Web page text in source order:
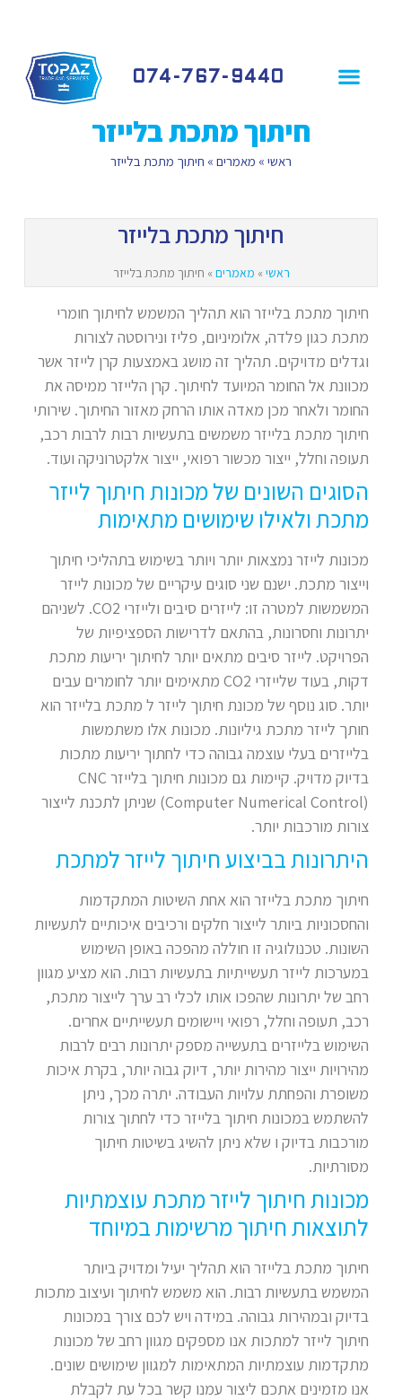
074-767-9440
חיתוך מתכת בלייזר
ראשי » מאמרים » חיתוך מתכת בלייזר
חיתוך מתכת בלייזר
ראשי » מאמרים » חיתוך מתכת בלייזר
חיתוך מתכת בלייזר הוא תהליך המשמש לחיתוך חומרי
מתכת כגון פלדה, אלומיניום, פליז ונירוסטה לצורות
וגדלים מדויקים. תהליך זה מושג באמצעות קרן לייזר אשר
מכוונת אל החומר המיועד לחיתוך. קרן הלייזר ממיסה את
החומר ולאחר מכן מאדה אותו הרחק מאזור החיתוך. שירותי
חיתוך מתכת בלייזר משמשים בתעשיות רבות לרבות רכב,
תעופה וחלל, ייצור מכשור רפואי, ייצור אלקטרוניקה ועוד.
הסוגים השונים של מכונות חיתוך לייזר
מתכת ולאילו שימושים מתאימות
מכונות לייזר נמצאות יותר ויותר בשימוש בתהליכי חיתוך
וייצור מתכת. ישנם שני סוגים עיקריים של מכונות לייזר
המשמשות למטרה זו: לייזרים סיבים ולייזרי CO2. לשניהם
יתרונות וחסרונות, בהתאם לדרישות הספציפיות של
הפרויקט. לייזר סיבים מתאים יותר לחיתוך יריעות מתכת
דקות, בעוד שלייזרי CO2 מתאימים יותר לחומרים עבים
יותר. סוג נוסף של מכונת חיתוך לייזר ל מתכת בלייזר הוא
חותך לייזר מתכת גיליונות. מכונות אלו משתמשות
בלייזרים בעלי עוצמה גבוהה כדי לחתוך יריעות מתכות
בדיוק מדויק. קיימות גם מכונות חיתוך בלייזר CNC
(Computer Numerical Control) שניתן לתכנת לייצור
צורות מורכבות יותר.
היתרונות בביצוע חיתוך לייזר למתכת
חיתוך מתכת בלייזר הוא אחת השיטות המתקדמות
והחסכוניות ביותר לייצור חלקים ורכיבים איכותיים לתעשיות
השונות. טכנולוגיה זו חוללה מהפכה באופן השימוש
במערכות לייזר תעשייתיות בתעשיות רבות. הוא מציע מגוון
רחב של יתרונות שהפכו אותו לכלי רב ערך לייצור מתכת,
רכב, תעופה וחלל, רפואי ויישומים תעשייתיים אחרים.
השימוש בלייזרים בתעשייה מספק יתרונות רבים לרבות
מהירויות ייצור מהירות יותר, דיוק גבוה יותר, בקרת איכות
משופרת והפחתת עלויות העבודה. יתרה מכך, ניתן
להשתמש במכונות חיתוך בלייזר כדי לחתוך צורות
מורכבות בדיוק ו שלא ניתן להשיג בשיטות חיתוך
מסורתיות.
מכונות חיתוך לייזר מתכת עוצמתיות
לתוצאות חיתוך מרשימות במיוחד
חיתוך מתכת בלייזר הוא תהליך יעיל ומדויק ביותר
המשמש בתעשיות רבות. הוא משמש לחיתוך ועיצוב מתכות
בדיוק ובמהירות גבוהה. במידה ויש לכם צורך במכונות
חיתוך לייזר למתכות אנו מספקים מגוון רחב של מכונות
מתקדמות עוצמתיות המתאימות למגוון שימושים שונים.
אנו מזמינים אתכם ליצור עמנו קשר בכל עת לקבלת